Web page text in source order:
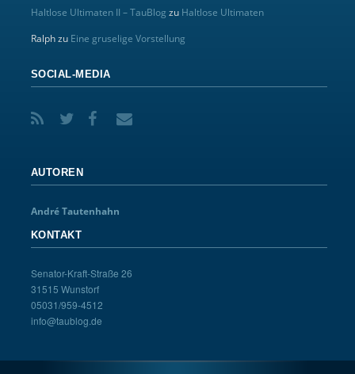
Haltlose Ultimaten II – TauBlog zu Haltlose Ultimaten
Ralphzu Eine gruselige Vorstellung
SOCIAL-MEDIA
AUTOREN
André Tautenhahn
KONTAKT
Senator-Kraft-Straße 26
31515 Wunstorf
05031/959-4512
info@taublog.de